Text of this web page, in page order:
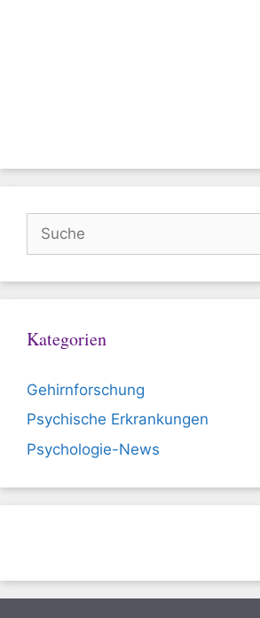
Kategorien
Gehirnforschung
Psychische Erkrankungen
Psychologie-News